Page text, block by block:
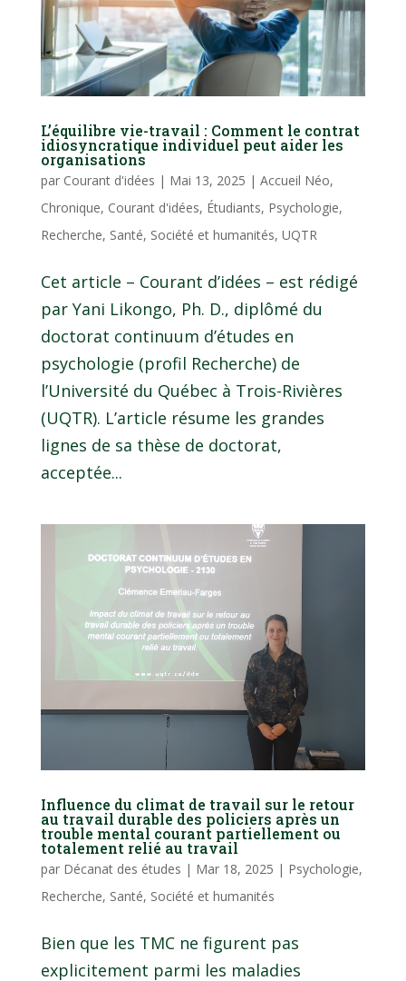
L’équilibre vie-travail : Comment le contrat
idiosyncratique individuel peut aider les
organisations
par Courant d'idées | Mai 13, 2025 | Accueil Néo,
Chronique, Courant d'idées, Étudiants, Psychologie,
Recherche, Santé, Société et humanités, UQTR
Cet article – Courant d’idées – est rédigé
par Yani Likongo, Ph. D., diplômé du
doctorat continuum d’études en
psychologie (profil Recherche) de
l’Université du Québec à Trois-Rivières
(UQTR). L’article résume les grandes
lignes de sa thèse de doctorat,
acceptée...
Influence du climat de travail sur le retour
au travail durable des policiers après un
trouble mental courant partiellement ou
totalement relié au travail
par Décanat des études | Mar 18, 2025 | Psychologie,
Recherche, Santé, Société et humanités
Bien que les TMC ne figurent pas
explicitement parmi les maladies